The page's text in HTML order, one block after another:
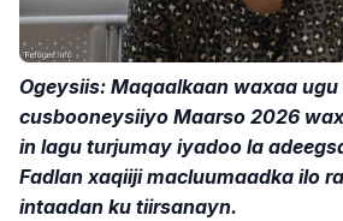
Ogeysiis: Maqaalkaan waxaa
cusbooneysiiyo Maarso 2026
in lagu turjumay iyadoo la
Fadlan xaqiiji macluumaadka ilo
intaadan ku tiirsanayn.